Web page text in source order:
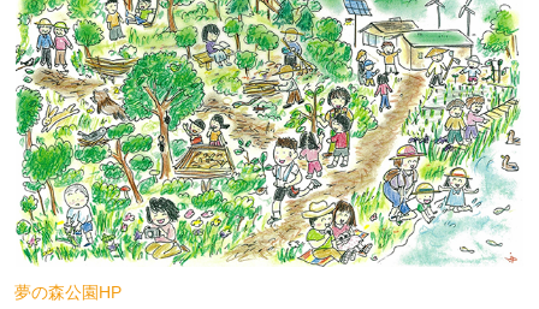
夢の森公園HP